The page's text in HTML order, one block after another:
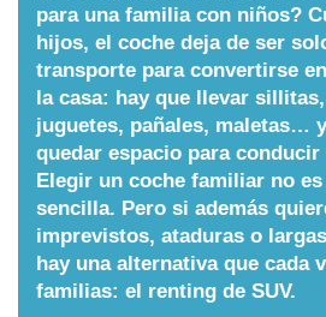
Nombres
Cuentos
para una familia con niños?
hijos, el coche deja de ser
transporte para convertirse
la casa: hay que llevar
juguetes, pañales, maletas…
quedar espacio para conducir
Elegir un coche familiar no
sencilla. Pero si además
imprevistos, ataduras o
hay una alternativa que cada
familias: el renting de SUV.